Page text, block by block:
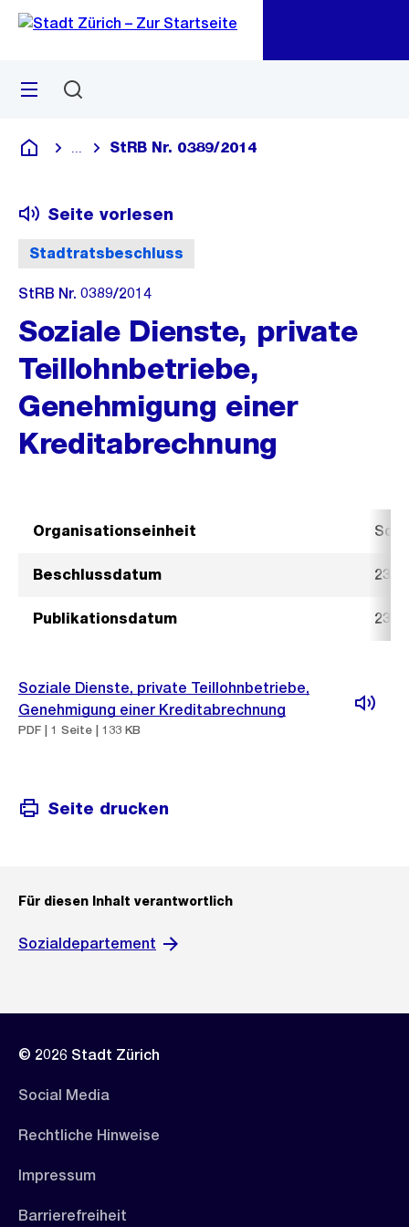
Navigation
Sprunglink
Menü
Deutsch
Blende alle Breadcrumbs ein
StRB Nr. 0389/2014
Stadtratsbeschluss
Seite vorlesen
StRB Nr. 0389/2014
Soziale Dienste, private
Teillohnbetriebe,
Genehmigung einer
Kreditabrechnung
Organisationseinheit
Beschlussdatum 23.
Publikationsdatum 23.
Soziale Dienste, private Teillohnbetriebe,
Genehmigung einer Kreditabrechnung
PDF | 1 Seite | 133 KB
Seite drucken
Für diesen Inhalt verantwortlich
Sozialdepartement
© 2026 Stadt Zürich
Social Media
Rechtliche Hinweise
Impressum
Barrierefreiheit